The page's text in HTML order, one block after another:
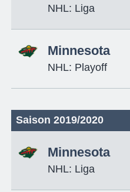
NHL: Liga
Minnesota
NHL: Playoff
Saison 2019/2020
Minnesota
NHL: Liga